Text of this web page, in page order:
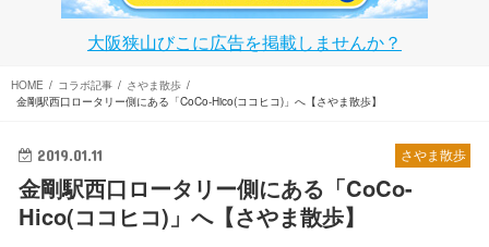
大阪狭山びこに広告を掲載しませんか？
HOME コラボ記事
さやま散歩
金剛駅西口ロータリー側にある「CoCo-Hico(ココヒコ)」へ【さやま散歩】
さやま散歩
2019.01.11
金剛駅西口ロータリー側にある「CoCo-
Hico(ココヒコ)」へ【さやま散歩】